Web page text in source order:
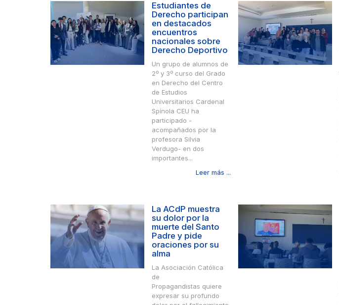
Estudiantes de
Derecho participan
en destacados
encuentros
nacionales sobre
Derecho Deportivo
Un grupo de alumnos de
2º y 3º curso del Grado
en Derecho del Centro
de Estudios
Universitarios Cardenal
Spínola CEU ha
participado -
acompañados por la
profesora Silvia
Verdugo- en dos
importantes...
Leer más ...
La ACdP muestra
su dolor por la
muerte del Santo
Padre y pide
oraciones por su
alma
La Asociación Católica
de
Propagandistas quiere
expresar su profundo